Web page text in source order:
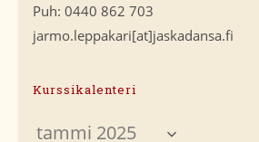
Puh: 0440 862 703
jarmo.leppakari[at]jaskadansa.fi
Kurssikalenteri